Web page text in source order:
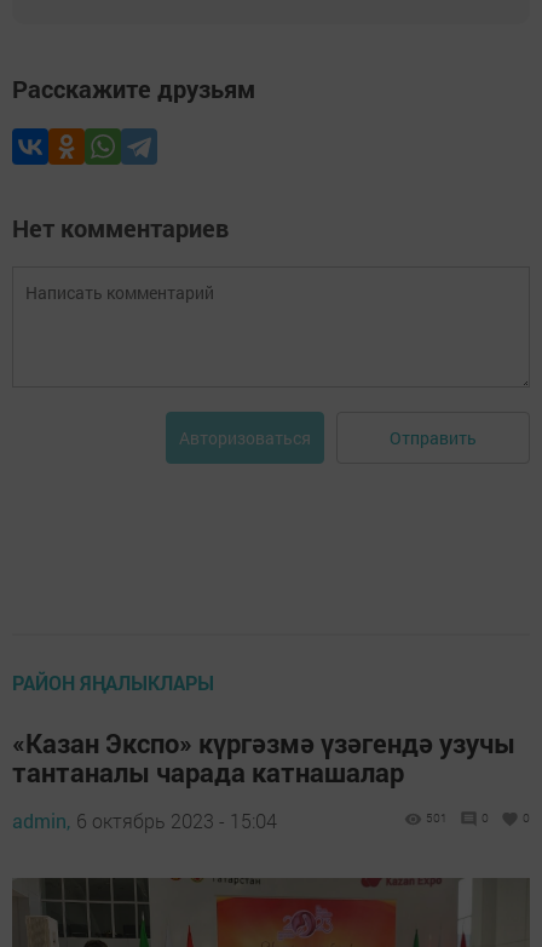
Расскажите друзьям
Нет комментариев
Авторизоваться Отправить
РАЙОН ЯҢАЛЫКЛАРЫ
«Казан Экспо» күргәзмә үзәгендә узучы
тантаналы чарада катнашалар
admin, 6 октябрь 2023 - 15:04 501 0 0